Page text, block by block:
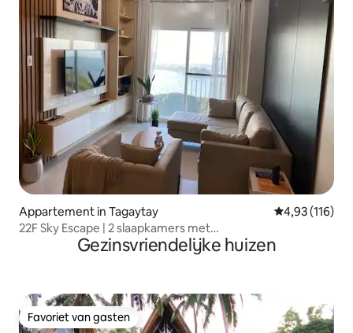
Appartement in Tagaytay Gemiddelde
4,93 (116)
22F Sky Escape | 2 slaapkamers met
airco+wifi+Netflix+uitzicht op de Taal
Gezinsvriendelijke huizen
Favoriet van gasten
Favoriet van gasten